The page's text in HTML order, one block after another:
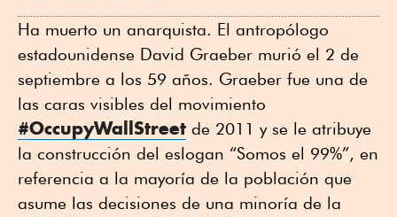
Ha muerto un anarquista. El antropólogo
estadounidense David Graeber murió el 2 de
septiembre a los 59 años. Graeber fue una de
las caras visibles del movimiento
#OccupyWallStreet de 2011 y se le atribuye
la construcción del eslogan “Somos el 99%”, en
referencia a la mayoría de la población que
asume las decisiones de una minoría de la